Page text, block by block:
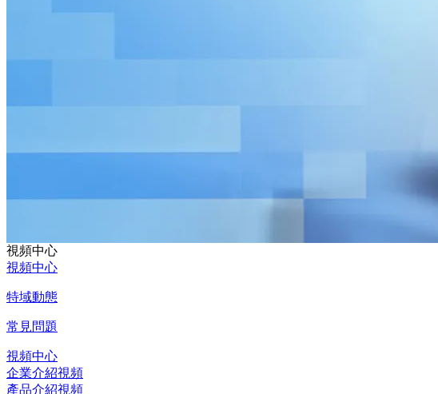
視頻中心
視頻中心
特域動態
常見問題
視頻中心
企業介紹視頻
產品介紹視頻